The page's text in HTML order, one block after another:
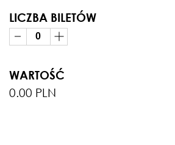
LICZBA BILETÓW
WARTOŚĆ
0.00 PLN